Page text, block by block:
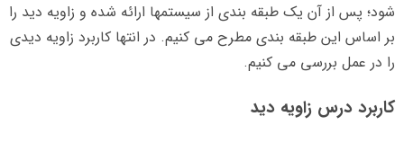
شود؛ پس از آن یک طبقه بندی از سیستمها ارائه شده و زاویه دید را
بر اساس این طبقه بندی مطرح می کنیم. در انتها کاربرد زاویه دیدی
را در عمل بررسی می کنیم.
کاربرد درس زاویه دید